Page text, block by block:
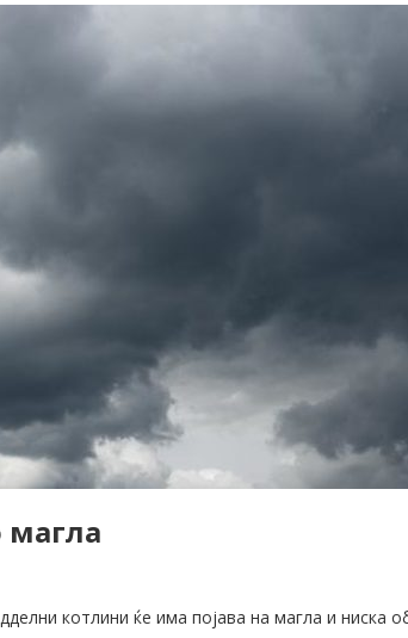
магла
котлини ќе има појава на магла и ниска